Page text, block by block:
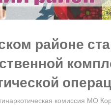
районе
комиссия МО